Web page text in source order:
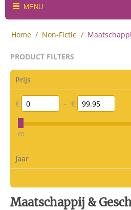
MENU
Home / Non-Fictie /
PRODUCT FILTERS
Prijs
€ – €
‎€0
Jaar
Maatschappij &